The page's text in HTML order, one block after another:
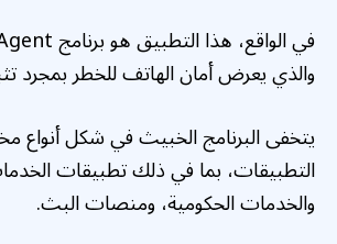
والذي يعرض أمان الهاتف للخطر بمجرد
يتخفى البرنامج الخبيث في شكل أنواع
التطبيقات، بما في ذلك تطبيقات
والخدمات الحكومية، ومنصات البث.